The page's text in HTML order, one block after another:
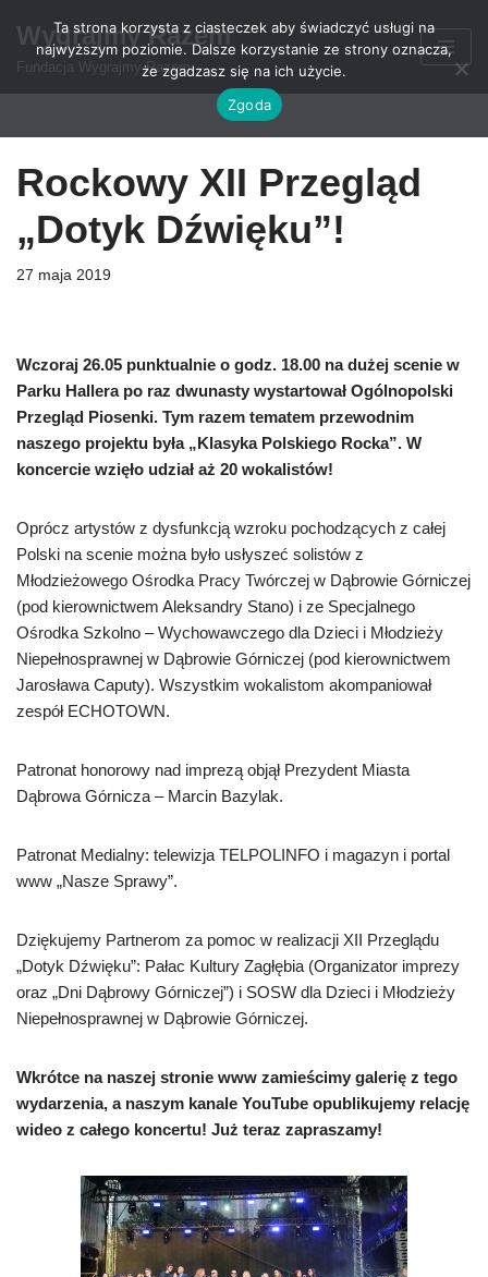
Przejdź
Wygrajmy Razem
Fundacja Wygrajmy Razem
Rockowy XII Przegląd
„Dotyk Dźwięku”!
27 maja 2019
Wczoraj 26.05 punktualnie o godz. 18.00 na dużej scenie w
Parku Hallera po raz dwunasty wystartował Ogólnopolski
Przegląd Piosenki. Tym razem tematem przewodnim
naszego projektu była „Klasyka Polskiego Rocka”. W
koncercie wzięło udział aż 20 wokalistów!
Oprócz artystów z dysfunkcją wzroku pochodzących z całej
Polski na scenie można było usłyszeć solistów z
Młodzieżowego Ośrodka Pracy Twórczej w Dąbrowie Górniczej
(pod kierownictwem Aleksandry Stano) i ze Specjalnego
Ośrodka Szkolno – Wychowawczego dla Dzieci i Młodzieży
Niepełnosprawnej w Dąbrowie Górniczej (pod kierownictwem
Jarosława Caputy). Wszystkim wokalistom akompaniował
zespół ECHOTOWN.
Patronat honorowy nad imprezą objął Prezydent Miasta
Dąbrowa Górnicza – Marcin Bazylak.
Patronat Medialny: telewizja TELPOLINFO i magazyn i portal
www „Nasze Sprawy”.
Dziękujemy Partnerom za pomoc w realizacji XII Przeglądu
„Dotyk Dźwięku”: Pałac Kultury Zagłębia (Organizator imprezy
oraz „Dni Dąbrowy Górniczej”) i SOSW dla Dzieci i Młodzieży
Niepełnosprawnej w Dąbrowie Górniczej.
Wkrótce na naszej stronie www zamieścimy galerię z tego
wydarzenia, a naszym kanale YouTube opublikujemy relację
wideo z całego koncertu! Już teraz zapraszamy!
Ta strona korzysta z ciasteczek aby świadczyć usługi na
najwyższym poziomie. Dalsze korzystanie ze strony oznacza,
że zgadzasz się na ich użycie.
Zgoda